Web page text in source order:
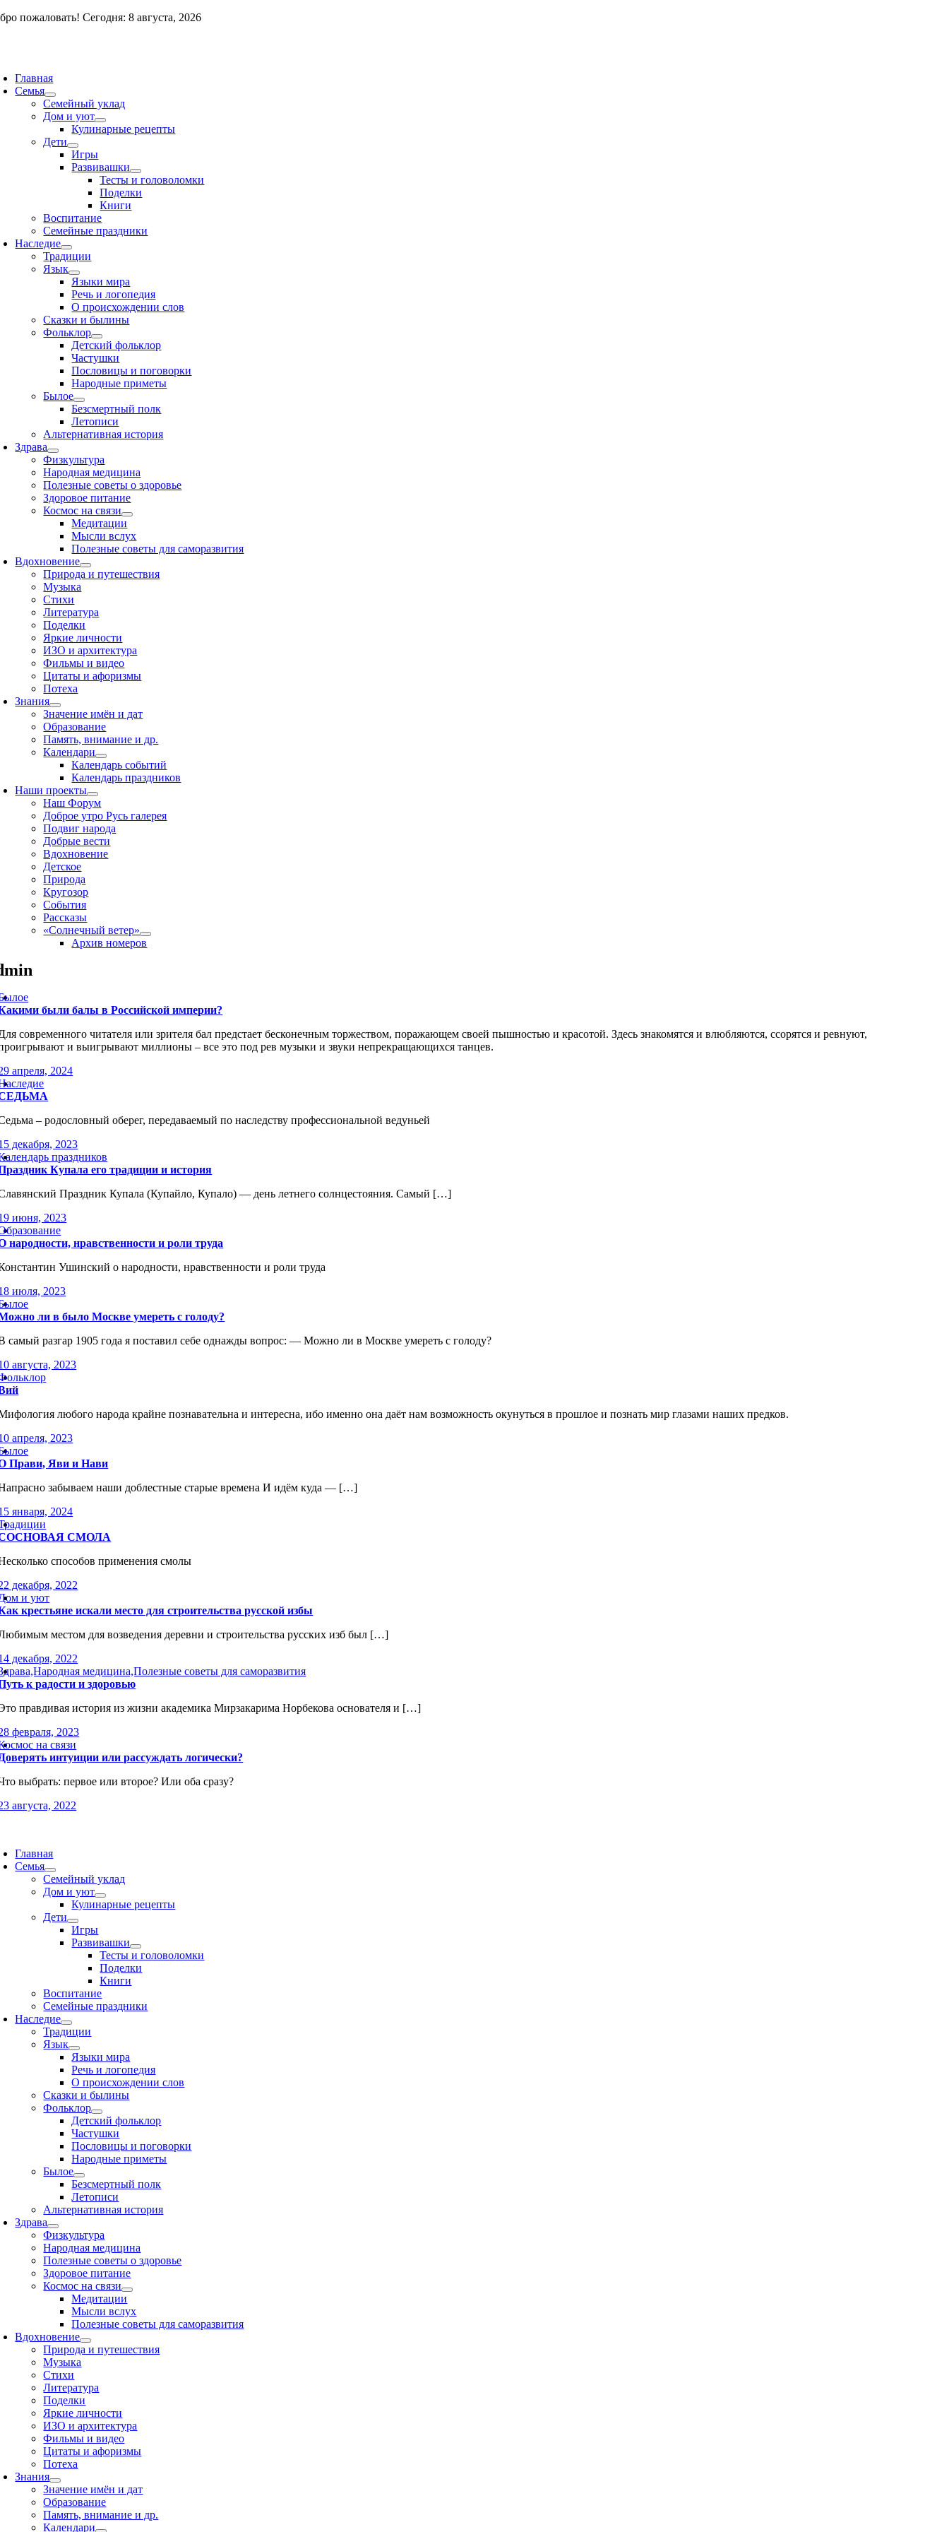
Skipпожаловать! Сегодня: 8 августа, 2026
Главная
Семья
Семейный уклад
Дом и уют
Кулинарные рецепты
Дети
Игры
Развивашки
Тесты и головоломки
Поделки
Книги
Воспитание
Семейные праздники
Наследие
Традиции
Язык
Языки мира
Речь и логопедия
О происхождении слов
Сказки и былины
Фольклор
Детский фольклор
Частушки
Пословицы и поговорки
Народные приметы
Былое
Безсмертный полк
Летописи
Альтернативная история
Здрава
Физкультура
Народная медицина
Полезные советы о здоровье
Здоровое питание
Космос на связи
Медитации
Мысли вслух
Полезные советы для саморазвития
Вдохновение
Природа и путешествия
Музыка
Стихи
Литература
Поделки
Яркие личности
ИЗО и архитектура
Фильмы и видео
Цитаты и афоризмы
Потеха
Знания
Значение имён и дат
Образование
Память, внимание и др.
Календари
Календарь событий
Календарь праздников
Наши проекты
Наш Форум
Доброе утро Русь галерея
Подвиг народа
Добрые вести
Вдохновение
Детское
Природа
Кругозор
События
Рассказы
«Солнечный ветер»
Архив номеров
были балы в Российской империи?
современного читателя или зрителя бал предстает бесконечным торжеством, поражающем своей пышностью и красотой. Здесь знакомятся и влюбляются, ссорятся и ревнуют,
и выигрывают миллионы – все это под рев музыки и звуки непрекращающихся танцев.
апреля, 2024
– родословный оберег, передаваемый по наследству профессиональной ведуньей
декабря, 2023
праздников
Купала его традиции и история
Праздник Купала (Купайло, Купало) — день летнего солнцестояния. Самый […]
июня, 2023
народности, нравственности и роли труда
Ушинский о народности, нравственности и роли труда
июля, 2023
ли в было Москве умереть с голоду?
самый разгар 1905 года я поставил себе однажды вопрос: — Можно ли в Москве умереть с голоду?
августа, 2023
любого народа крайне познавательна и интересна, ибо именно она даёт нам возможность окунуться в прошлое и познать мир глазами наших предков.
апреля, 2023
Прави, Яви и Нави
забываем наши доблестные старые времена И идём куда — […]
января, 2024
СМОЛА
способов применения смолы
декабря, 2022
и уют
крестьяне искали место для строительства русской избы
местом для возведения деревни и строительства русских изб был […]
декабря, 2022
медицина,Полезные советы для саморазвития
к радости и здоровью
правдивая история из жизни академика Мирзакарима Норбекова основателя и […]
февраля, 2023
на связи
интуиции или рассуждать логически?
выбрать: первое или второе? Или оба сразу?
августа, 2022
Главная
Семья
Семейный уклад
Дом и уют
Кулинарные рецепты
Дети
Игры
Развивашки
Тесты и головоломки
Поделки
Книги
Воспитание
Семейные праздники
Наследие
Традиции
Язык
Языки мира
Речь и логопедия
О происхождении слов
Сказки и былины
Фольклор
Детский фольклор
Частушки
Пословицы и поговорки
Народные приметы
Былое
Безсмертный полк
Летописи
Альтернативная история
Здрава
Физкультура
Народная медицина
Полезные советы о здоровье
Здоровое питание
Космос на связи
Медитации
Мысли вслух
Полезные советы для саморазвития
Вдохновение
Природа и путешествия
Музыка
Стихи
Литература
Поделки
Яркие личности
ИЗО и архитектура
Фильмы и видео
Цитаты и афоризмы
Потеха
Знания
Значение имён и дат
Образование
Память, внимание и др.
Календари